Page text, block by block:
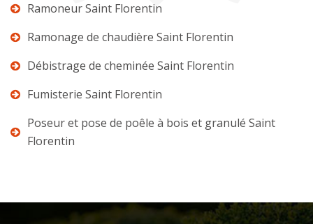
Ramoneur Saint Florentin
Ramonage de chaudière Saint Florentin
Débistrage de cheminée Saint Florentin
Fumisterie Saint Florentin
Poseur et pose de poêle à bois et granulé Saint
Florentin